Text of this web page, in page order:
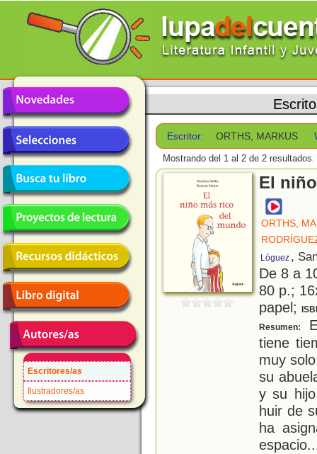
Escritores/as
Ilustradores/as
Escritor: ORTHS, MARKUS
Mostrando del 1 al 2 de 2 resultados.
El
ORTHS,
Lóguez ,
De 8 a
80 p.;
papel;
Resumen:
tiene
muy
su
y su
huir de
ha
espacio